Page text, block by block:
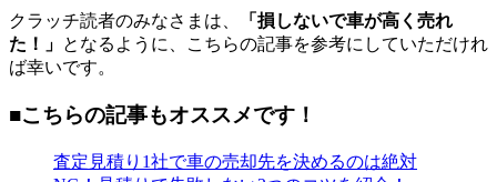
クラッチ読者のみなさまは、
「損しないで車が高く売れ
た！」 となるように、こちらの記事を参考にしていただけれ
ば幸いです。
■こちらの記事もオススメです！
査定見積り1社で車の売却先を決めるのは絶対